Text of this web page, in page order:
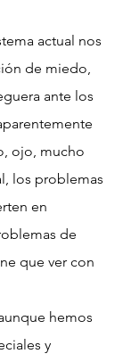
actual nos
de miedo,
ante los
ojo, mucho
los problemas
en
de
que ver con
hemos
y